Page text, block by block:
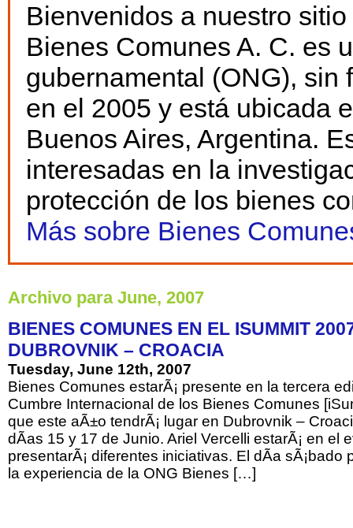
Bienvenidos a nuestro
Bienes Comunes A. C. es
gubernamental (ONG), sin
en el 2005 y está ubicada
Buenos Aires, Argentina.
interesadas en la
protección de los bienes
Más sobre Bienes
Archivo para June, 2007
BIENES COMUNES EN EL ISUMMIT
DUBROVNIK – CROACIA
Tuesday, June 12th, 2007
Bienes Comunes estarÃ¡ presente en la tercera
Cumbre Internacional de los Bienes Comunes
que este aÃ±o tendrÃ¡ lugar en Dubrovnik –
dÃ­as 15 y 17 de Junio. Ariel Vercelli estarÃ¡ en el
presentarÃ¡ diferentes iniciativas. El dÃ­a sÃ¡bado
la experiencia de la ONG Bienes […]